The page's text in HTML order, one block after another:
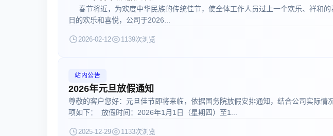
春节将近，为欢度中华民族的传统佳节，使全体工作人员过上一个欢乐、祥和的
日的欢乐和喜悦，公司于2026...
2026-02-12 1139次浏览
站内公告
2026年元旦放假通知
尊敬的客户您好：元旦佳节即将来临，依据国务院放假安排通知，结合公司实际情
项如下： 放假时间：2026年1月1日（星期四）至1...
2025-12-29 1133次浏览